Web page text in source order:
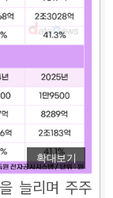
확대보기
늘리며 주주